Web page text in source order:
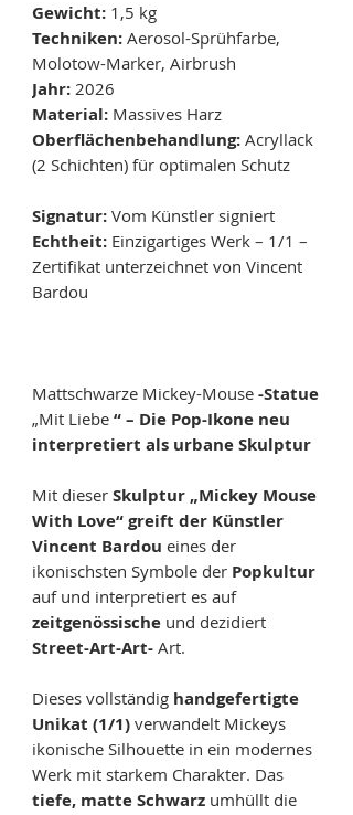
Gewicht: 1,5 kg
Techniken: Aerosol-Sprühfarbe,
Molotow-Marker, Airbrush
Jahr: 2026
Material: Massives Harz
Oberflächenbehandlung: Acryllack
(2 Schichten) für optimalen Schutz
Signatur: Vom Künstler signiert
Echtheit: Einzigartiges Werk – 1/1 –
Zertifikat unterzeichnet von Vincent
Bardou
Mattschwarze Mickey-Mouse -Statue
„Mit Liebe “ – Die Pop-Ikone neu
interpretiert als urbane Skulptur
Mit dieser Skulptur „Mickey Mouse
With Love“ greift der Künstler
Vincent Bardou eines der
ikonischsten Symbole der Popkultur
auf und interpretiert es auf
zeitgenössische und dezidiert
Street-Art-Art- Art.
Dieses vollständig handgefertigte
Unikat (1/1) verwandelt Mickeys
ikonische Silhouette in ein modernes
Werk mit starkem Charakter. Das
tiefe, matte Schwarz umhüllt die